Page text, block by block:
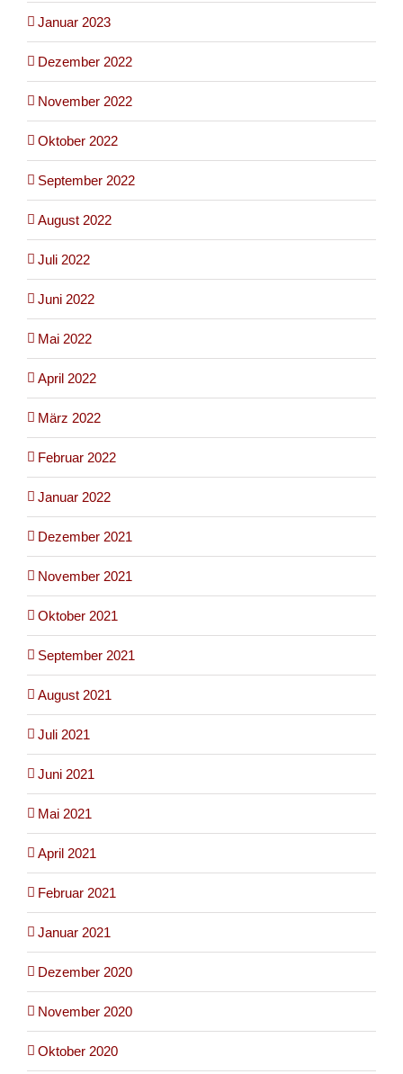
Januar 2023
Dezember 2022
November 2022
Oktober 2022
September 2022
August 2022
Juli 2022
Juni 2022
Mai 2022
April 2022
März 2022
Februar 2022
Januar 2022
Dezember 2021
November 2021
Oktober 2021
September 2021
August 2021
Juli 2021
Juni 2021
Mai 2021
April 2021
Februar 2021
Januar 2021
Dezember 2020
November 2020
Oktober 2020